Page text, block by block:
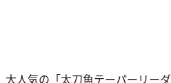
大人気の「太刀魚テーパーリー